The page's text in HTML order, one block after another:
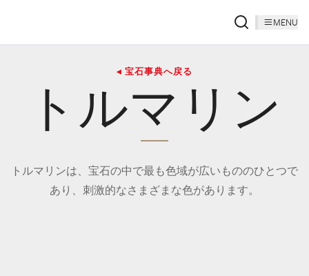
MENU
◂ 宝石事典へ戻る
トルマリン
トルマリンは、宝石の中で最も色域が広いもののひとつで
あり、刺激的なさまざまな色があります。